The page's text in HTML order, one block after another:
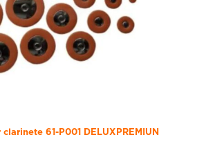
61-P001 DELUXPREMIUN